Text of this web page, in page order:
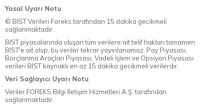
Yasal Uyarı Notu
© BİST Verileri Foreks tarafından 15 dakika gecikmeli
sağlanmaktadır.
BIST piyasalarında oluşan tüm verilere ait telif hakları tamamen
BIST'e ait olup, bu veriler tekrar yayınlanamaz. Pay Piyasası,
Borçlanma Araçları Piyasası, Vadeli İşlem ve Opsiyon Piyasası
verileri BIST kaynaklı en az 15 dakika gecikmeli verilerdir.
Veri Sağlayıcı Uyarı Notu
Veriler FOREKS Bilgi İletişim Hizmetleri A.Ş. tarafından
sağlanmaktadır.